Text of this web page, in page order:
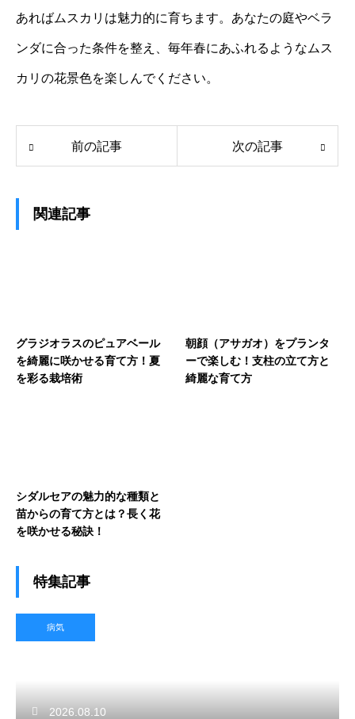
あればムスカリは魅力的に育ちます。あなたの庭やベラ
ンダに合った条件を整え、毎年春にあふれるようなムス
カリの花景色を楽しんでください。
前の記事 次の記事
関連記事
グラジオラスのピュアベール
を綺麗に咲かせる育て方！夏
を彩る栽培術
朝顔（アサガオ）をプランタ
ーで楽しむ！支柱の立て方と
綺麗な育て方
シダルセアの魅力的な種類と
苗からの育て方とは？長く花
を咲かせる秘訣！
特集記事
病気
2026.08.10